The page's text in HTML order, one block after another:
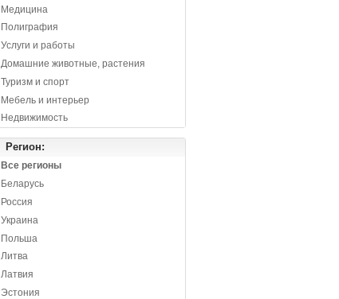
Медицина
Полиграфия
Услуги и работы
Домашние животные, растения
Туризм и спорт
Мебель и интерьер
Недвижимость
Регион:
Все регионы
Беларусь
Россия
Украина
Польша
Литва
Латвия
Эстония